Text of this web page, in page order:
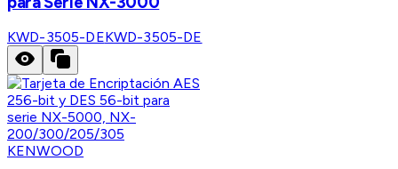
KWD-3505-DEKWD-3505-DE
KENWOOD